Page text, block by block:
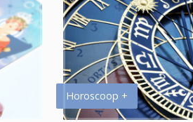
Horoscoop +